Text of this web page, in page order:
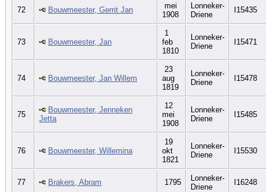
72 Bouwmeester, Gerrit Jan
mei
1908
Lonneker-
Driene
I15435
73 Bouwmeester, Jan
1
feb
1810
Lonneker-
Driene
I15471
74 Bouwmeester, Jan Willem
23
aug
1819
Lonneker-
Driene
I15478
75
Bouwmeester, Jenneken
Jetta
12
mei
1908
Lonneker-
Driene
I15485
76 Bouwmeester, Willemina
19
okt
1821
Lonneker-
Driene
I15530
77 Brakers, Abram 1795
Lonneker-
Driene
I16248